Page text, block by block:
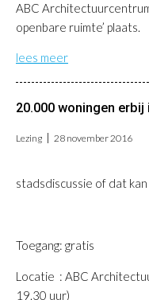
ABC
openbare ruimte’ plaats.
lees meer
20.000 woningen erbij
Lezing 28 november 2016
stadsdiscussie of dat
Toegang: gratis
Locatie : ABC
19.30 uur)